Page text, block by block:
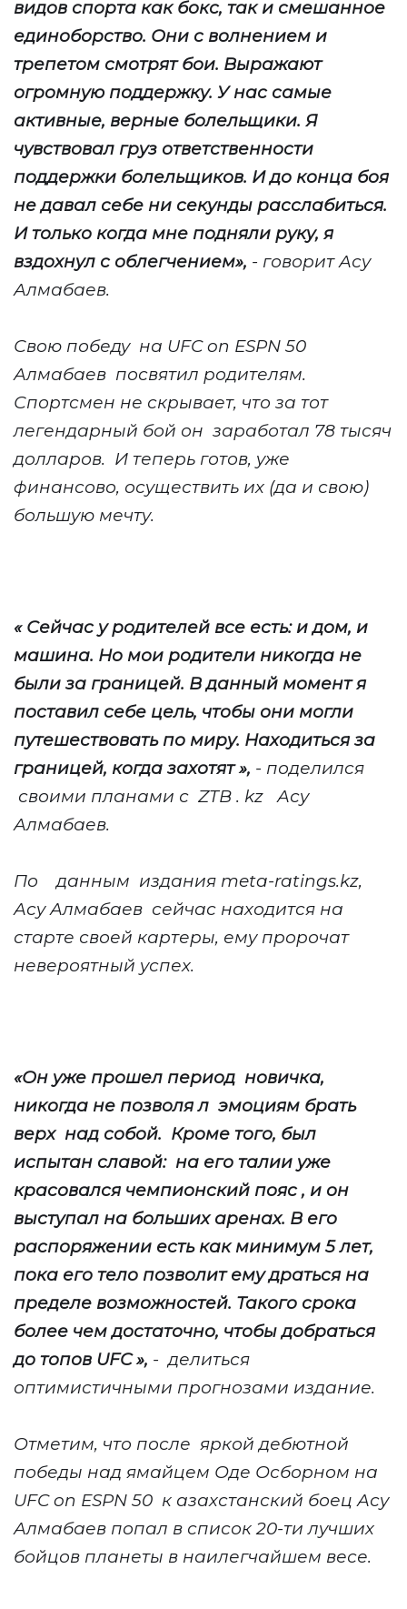
видов спорта как бокс, так и смешанное
единоборство. Они с волнением и
трепетом смотрят бои. Выражают
огромную поддержку. У нас самые
активные, верные болельщики. Я
чувствовал груз ответственности
поддержки болельщиков. И до конца боя
не давал себе ни секунды расслабиться.
И только когда мне подняли руку, я
вздохнул с облегчением», - говорит Асу
Алмабаев.
Свою победу на UFC on ESPN 50
Алмабаев посвятил родителям.
Спортсмен не скрывает, что за тот
легендарный бой он заработал 78 тысяч
долларов. И теперь готов, уже
финансово, осуществить их (да и свою)
большую мечту.
« Сейчас у родителей все есть: и дом, и
машина. Но мои родители никогда не
были за границей. В данный момент я
поставил себе цель, чтобы они могли
путешествовать по миру. Находиться за
границей, когда захотят », - поделился
своими планами с ZTB . kz
Асу
Алмабаев.
По данным издания meta-ratings.kz,
Асу Алмабаев сейчас находится на
старте своей картеры, ему пророчат
невероятный успех.
«Он уже прошел период новичка,
никогда не позволя л эмоциям брать
верх над собой. Кроме того, был
испытан славой: на его талии уже
красовался чемпионский пояс , и он
выступал на больших аренах. В его
распоряжении есть как минимум 5 лет,
пока его тело позволит ему драться на
пределе возможностей. Такого срока
более чем достаточно, чтобы добраться
до топов UFC », - делиться
оптимистичными прогнозами издание.
Отметим, что после яркой дебютной
победы над ямайцем Оде Осборном на
UFC on ESPN 50 к азахстанский боец Асу
Алмабаев попал в список 20-ти лучших
бойцов планеты в наилегчайшем весе.